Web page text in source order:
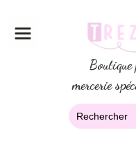
mercerie